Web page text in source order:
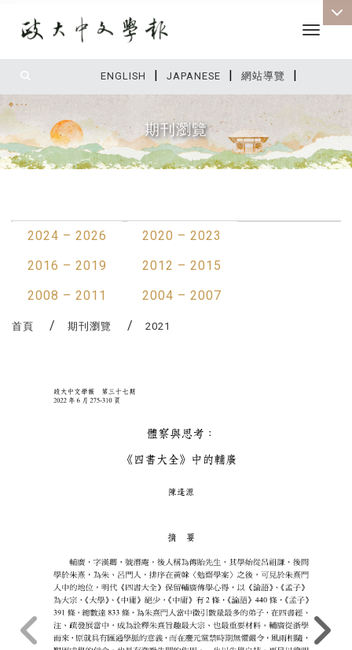
ENGLISH | JAPANESE | 網站導覽 |
Toggle
期刊瀏覽
2024 – 2026
2020 – 2023
2016 – 2019
2012 – 2015
2008 – 2011
2004 – 2007
首頁 期刊瀏覽 2021